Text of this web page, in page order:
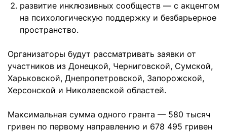
развитие инклюзивных сообществ — с акцентом
на психологическую поддержку и безбарьерное
пространство.
Организаторы будут рассматривать заявки от
участников из Донецкой, Черниговской, Сумской,
Харьковской, Днепропетровской, Запорожской,
Херсонской и Николаевской областей.
Максимальная сумма одного гранта — 580 тысяч
гривен по первому направлению и 678 495 гривен